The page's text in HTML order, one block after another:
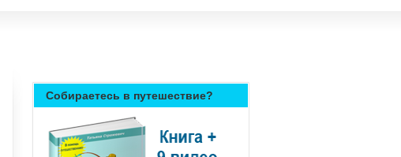
Собираетесь в путешествие?